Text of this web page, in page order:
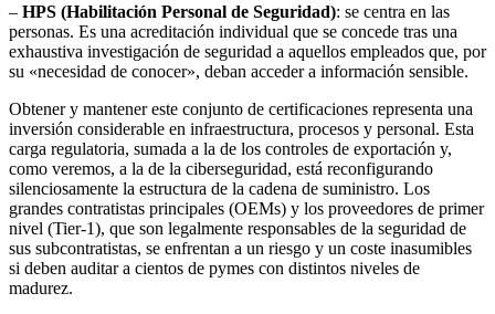
– HPS (Habilitación Personal de Seguridad): se centra en las
personas. Es una acreditación individual que se concede tras una
exhaustiva investigación de seguridad a aquellos empleados que, por
su «necesidad de conocer», deban acceder a información sensible.
Obtener y mantener este conjunto de certificaciones representa una
inversión considerable en infraestructura, procesos y personal. Esta
carga regulatoria, sumada a la de los controles de exportación y,
como veremos, a la de la ciberseguridad, está reconfigurando
silenciosamente la estructura de la cadena de suministro. Los
grandes contratistas principales (OEMs) y los proveedores de primer
nivel (Tier-1), que son legalmente responsables de la seguridad de
sus subcontratistas, se enfrentan a un riesgo y un coste inasumibles
si deben auditar a cientos de pymes con distintos niveles de
madurez.